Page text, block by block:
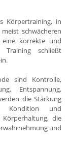
Körpertraining, in
schwächeren
eine korrekte und
Training schließt
sind Kontrolle,
Entspannung,
die Stärkung
Kondition und
Körperhaltung, die
und